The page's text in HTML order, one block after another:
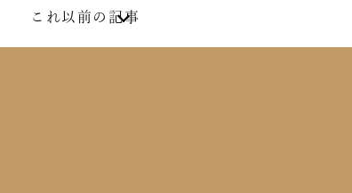
これ以前の記事